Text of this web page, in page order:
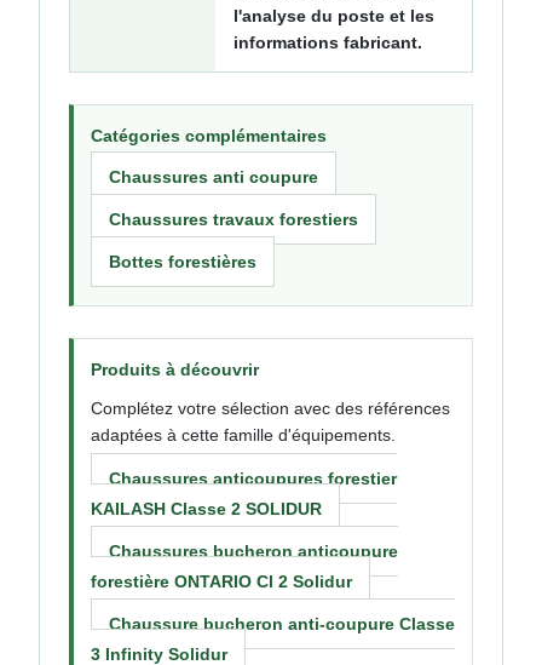
l'analyse du poste et les
informations fabricant.
Catégories complémentaires
Chaussures anti coupure
Chaussures travaux forestiers
Bottes forestières
Produits à découvrir
Complétez votre sélection avec des références
adaptées à cette famille d'équipements.
Chaussures anticoupures forestier
KAILASH Classe 2 SOLIDUR
Chaussures bucheron anticoupure
forestière ONTARIO Cl 2 Solidur
Chaussure bucheron anti-coupure Classe
3 Infinity Solidur